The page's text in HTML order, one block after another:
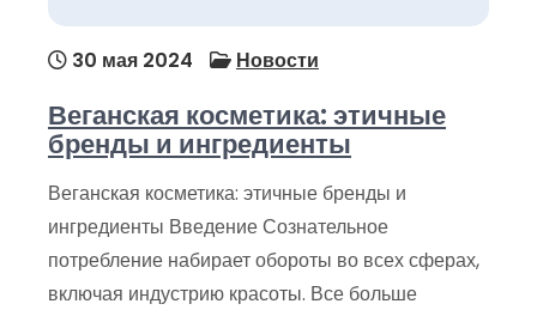
30 мая 2024 Новости
Веганская косметика: этичные
бренды и ингредиенты
Веганская косметика: этичные бренды и
ингредиенты Введение Сознательное
потребление набирает обороты во всех сферах,
включая индустрию красоты. Все больше